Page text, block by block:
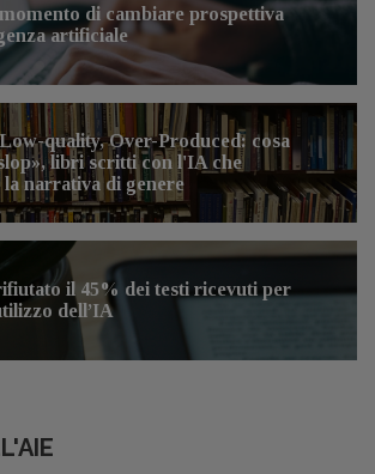
di cambiare prospettiva
artificiale
quality, Over-Produced: cosa
libri scritti con l'IA che
narrativa di genere
il 45% dei testi ricevuti per
dell’IA